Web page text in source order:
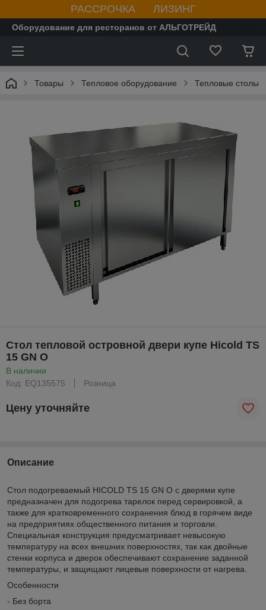
РАССРОЧКА ЛИЗИНГ
Оборудование для ресторанов от АЛЬГОТРЕЙД
Товары Тепловое оборудование Тепловые столы
Стол тепловой островной двери купе Hicold TS
15 GN O
В наличии
Код: EQ135575
Розница
Цену уточняйте
Описание
Стол подогреваемый HICOLD TS 15 GN O с дверями купе
предназначен для подогрева тарелок перед сервировкой, а
также для кратковременного сохранения блюд в горячем виде
на предприятиях общественного питания и торговли.
Специальная конструкция предусматривает невысокую
температуру на всех внешних поверхностях, так как двойные
стенки корпуса и дверок обеспечивают сохранение заданной
температуры, и защищают лицевые поверхности от нагрева.
Особенности
- Без борта